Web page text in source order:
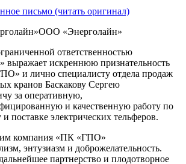
письмо (читать оригинал)
ООО «Энерголайн»
ответственностью
выражает искреннюю признательность
и лично специалисту отдела продаж
кранов Баскакову Сергею
за оперативную,
и качественную работу по
и поставке электрических тельферов.
компания «ПК «ГПО»
энтузиазм и доброжелательность.
партнерство и плодотворное